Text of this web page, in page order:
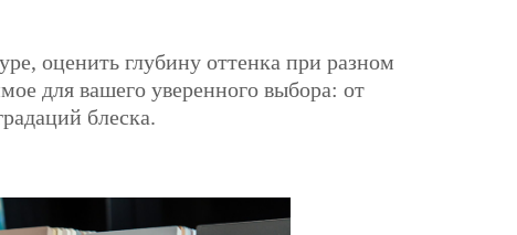
оценить глубину оттенка при разном
для вашего уверенного выбора: от
блеска.